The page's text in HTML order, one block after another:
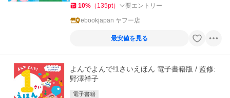
10% （ 135pt） 要エントリー
ebookjapan ヤフー店
最安値を見る
よんでよんで!1さいえほん 電子書籍版 / 監修:
野澤祥子
電子書籍